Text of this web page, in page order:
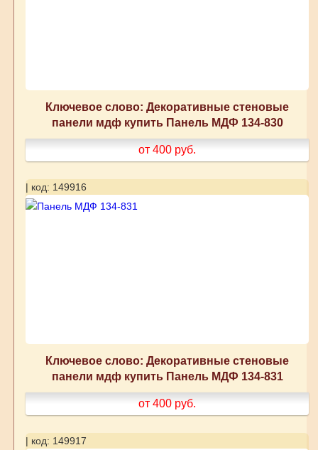
Ключевое слово: Декоративные стеновые
панели мдф купить Панель МДФ 134-830
от 400 руб.
| код: 149916
Ключевое слово: Декоративные стеновые
панели мдф купить Панель МДФ 134-831
от 400 руб.
| код: 149917